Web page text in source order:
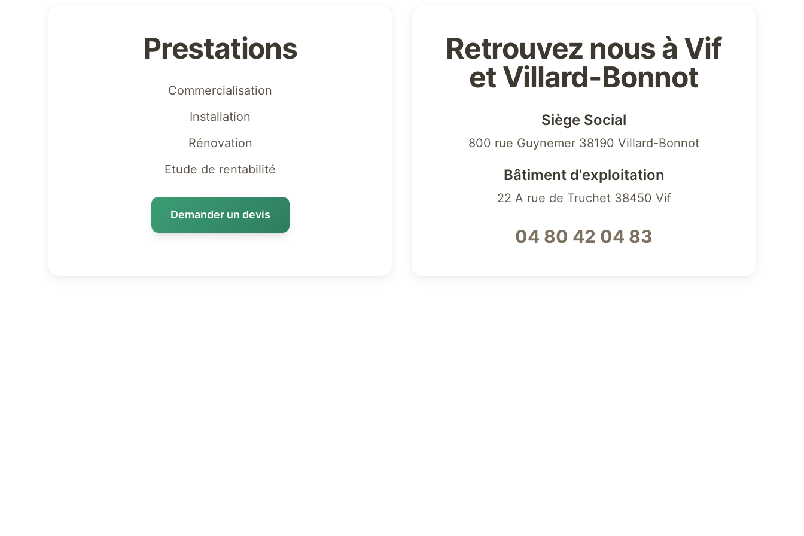
Prestations
Commercialisation
Installation
Rénovation
Etude de rentabilité
Demander un devis
Retrouvez nous à Vif
et Villard-Bonnot
Siège Social
800 rue Guynemer 38190 Villard-Bonnot
Bâtiment d'exploitation
22 A rue de Truchet 38450 Vif
04 80 42 04 83